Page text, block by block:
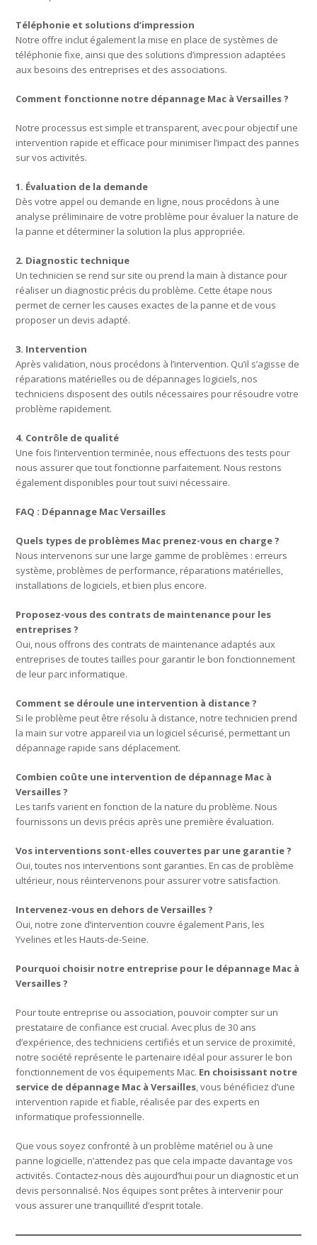
Téléphonie et solutions d’impression
Notre offre inclut également la mise en place de systèmes de
téléphonie fixe, ainsi que des solutions d’impression adaptées
aux besoins des entreprises et des associations.
Comment fonctionne notre dépannage Mac à Versailles ?
Notre processus est simple et transparent, avec pour objectif une
intervention rapide et efficace pour minimiser l’impact des pannes
sur vos activités.
1. Évaluation de la demande
Dès votre appel ou demande en ligne, nous procédons à une
analyse préliminaire de votre problème pour évaluer la nature de
la panne et déterminer la solution la plus appropriée.
2. Diagnostic technique
Un technicien se rend sur site ou prend la main à distance pour
réaliser un diagnostic précis du problème. Cette étape nous
permet de cerner les causes exactes de la panne et de vous
proposer un devis adapté.
3. Intervention
Après validation, nous procédons à l’intervention. Qu’il s’agisse de
réparations matérielles ou de dépannages logiciels, nos
techniciens disposent des outils nécessaires pour résoudre votre
problème rapidement.
4. Contrôle de qualité
Une fois l’intervention terminée, nous effectuons des tests pour
nous assurer que tout fonctionne parfaitement. Nous restons
également disponibles pour tout suivi nécessaire.
FAQ : Dépannage Mac Versailles
Quels types de problèmes Mac prenez-vous en charge ?
Nous intervenons sur une large gamme de problèmes : erreurs
système, problèmes de performance, réparations matérielles,
installations de logiciels, et bien plus encore.
Proposez-vous des contrats de maintenance pour les
entreprises ?
Oui, nous offrons des contrats de maintenance adaptés aux
entreprises de toutes tailles pour garantir le bon fonctionnement
de leur parc informatique.
Comment se déroule une intervention à distance ?
Si le problème peut être résolu à distance, notre technicien prend
la main sur votre appareil via un logiciel sécurisé, permettant un
dépannage rapide sans déplacement.
Combien coûte une intervention de dépannage Mac à
Versailles ?
Les tarifs varient en fonction de la nature du problème. Nous
fournissons un devis précis après une première évaluation.
Vos interventions sont-elles couvertes par une garantie ?
Oui, toutes nos interventions sont garanties. En cas de problème
ultérieur, nous réintervenons pour assurer votre satisfaction.
Intervenez-vous en dehors de Versailles ?
Oui, notre zone d’intervention couvre également Paris, les
Yvelines et les Hauts-de-Seine.
Pourquoi choisir notre entreprise pour le dépannage Mac à
Versailles ?
Pour toute entreprise ou association, pouvoir compter sur un
prestataire de confiance est crucial. Avec plus de 30 ans
d’expérience, des techniciens certifiés et un service de proximité,
notre société représente le partenaire idéal pour assurer le bon
fonctionnement de vos équipements Mac. En choisissant notre
service de dépannage Mac à Versailles, vous bénéficiez d’une
intervention rapide et fiable, réalisée par des experts en
informatique professionnelle.
Que vous soyez confronté à un problème matériel ou à une
panne logicielle, n’attendez pas que cela impacte davantage vos
activités. Contactez-nous dès aujourd’hui pour un diagnostic et un
devis personnalisé. Nos équipes sont prêtes à intervenir pour
vous assurer une tranquillité d’esprit totale.